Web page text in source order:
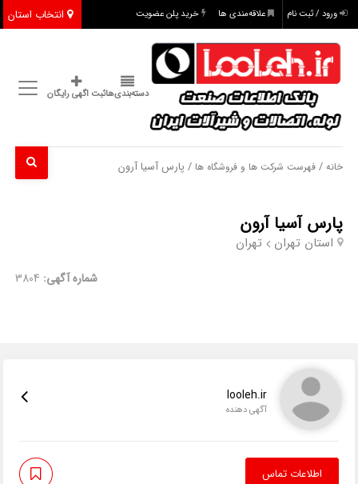
انتخاب استان ورود / ثبت نام علاقه‌مندی ها خرید پلن عضویت
دسته‌بندی‌هاثبت اگهی رایگان
خانه /فهرست شرکت ها و فروشگاه ها / پارس آسیا آرون
پارس آسیا آرون
استان تهران تهران
شماره آگهی: 3804
looleh.ir
آگهی دهنده
اطلاعات تماس